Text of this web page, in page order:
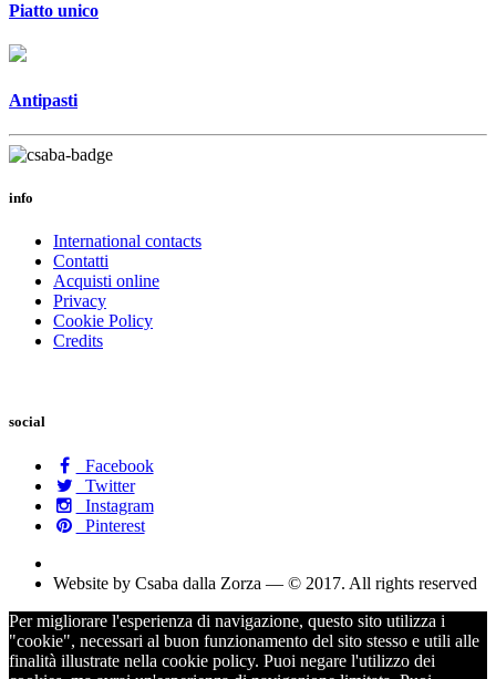
Piatto unico
Antipasti
info
International contacts
Contatti
Acquisti online
Privacy
Cookie Policy
Credits
social
Facebook
Twitter
Instagram
Pinterest
Website by Csaba dalla Zorza — © 2017. All rights reserved
Per migliorare l'esperienza di navigazione, questo sito utilizza i
"cookie", necessari al buon funzionamento del sito stesso e utili alle
finalità illustrate nella cookie policy. Puoi negare l'utilizzo dei